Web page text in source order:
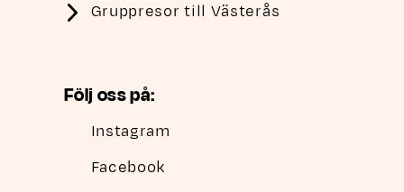
Gruppresor till Västerås
Följ oss på:
Instagram
Facebook